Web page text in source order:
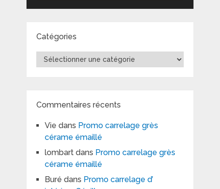
Catégories
Catégories
Commentaires récents
Vie dans Promo carrelage grès
cérame émaillé
lombartdans Promo carrelage grès
cérame émaillé
Buré dans Promo carrelage d’